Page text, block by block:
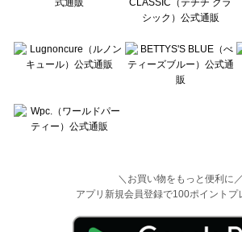
＼お買い物をもっと便利に／
アプリ新規会員登録で100ポイントプ